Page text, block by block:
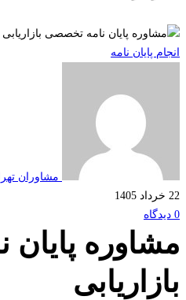
پایان نامه
مشاوران تهران
پایان